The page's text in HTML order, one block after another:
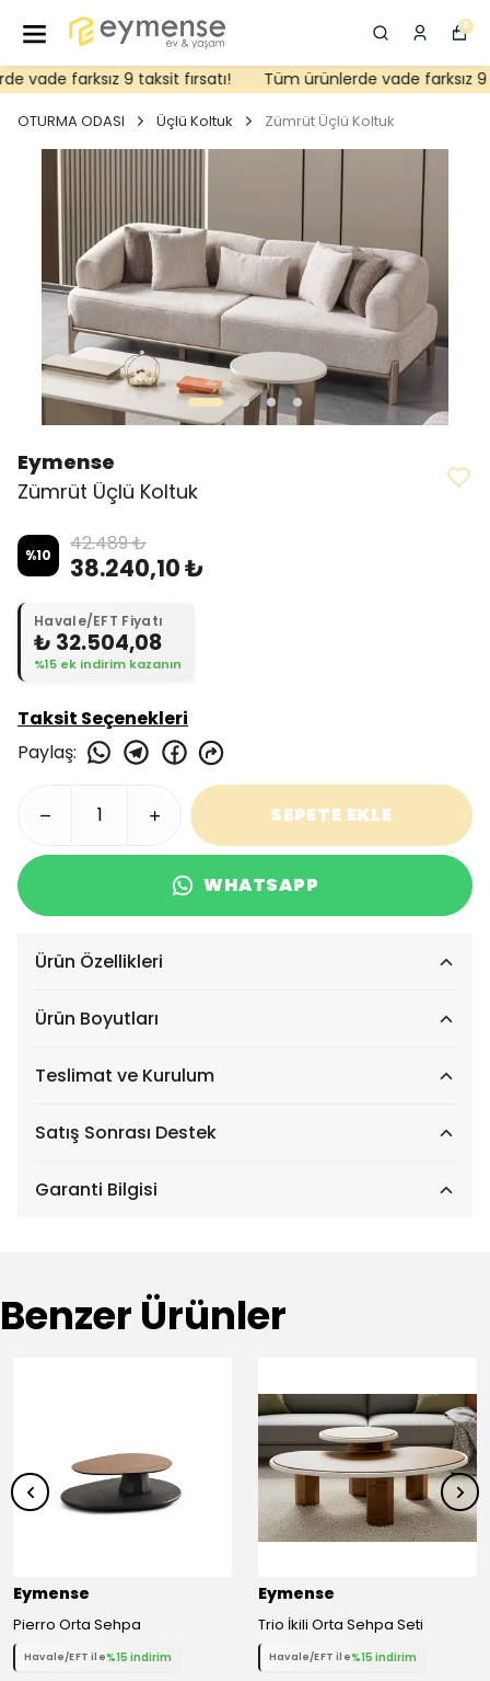
0
vade farksız 9 taksit fırsatı! Tüm ürünlerde vade farksız 9
OTURMA ODASI Üçlü Koltuk Zümrüt Üçlü Koltuk
Eymense
Zümrüt Üçlü Koltuk
%10 42.489 ₺
38.240,10 ₺
Havale/EFT Fiyatı
₺ 32.504,08
%15 ek indirim kazanın
Taksit Seçenekleri
Paylaş:
SEPETE EKLE
WHATSAPP
Ürün Özellikleri
Ürün Boyutları
Teslimat ve Kurulum
Satış Sonrası Destek
Garanti Bilgisi
Benzer Ürünler
Eymense
Pierro Orta Sehpa
Havale/EFT ile%15 indirim
Eymense
Trio İkili Orta Sehpa Seti
Havale/EFT ile%15 indirim